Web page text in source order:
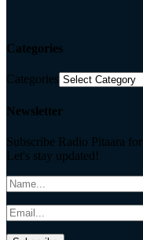
Categories
Categories
Newsletter
Subscribe Radio Pitaara
Let's stay updated!